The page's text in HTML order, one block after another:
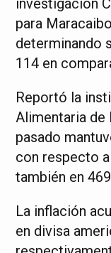
investigación
para
determinando
114 en
Reportó la
Alimentaria de
pasado
con respecto
también en
La inflación
en divisa